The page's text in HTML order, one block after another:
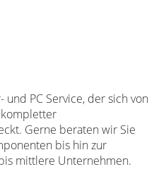
PC Service, der sich von
kompletter
Gerne beraten wir Sie
bis hin zur
mittlere Unternehmen.